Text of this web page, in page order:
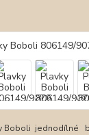
Boboli jednodílné